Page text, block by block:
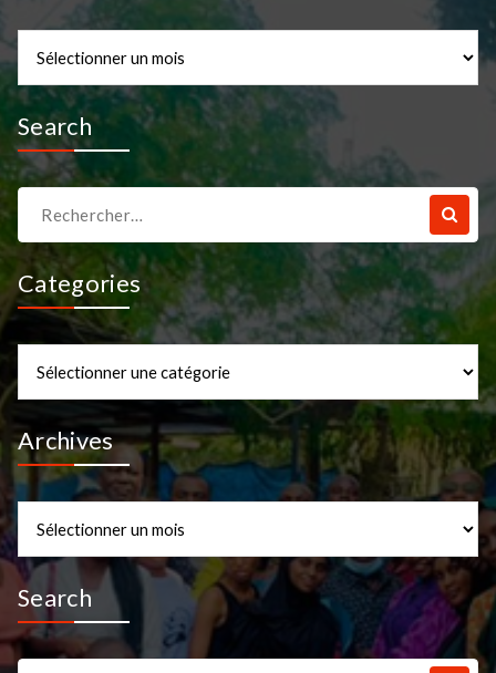
Search
pour :
Categories
Archives
Search